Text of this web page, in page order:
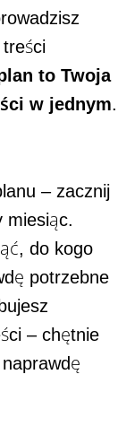
to Twoja
w jednym.
– zacznij
miesiąc.
do kogo
potrzebne
– chętnie